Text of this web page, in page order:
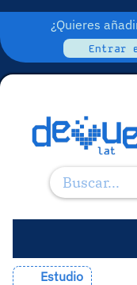
¿Quieres
Entrar
Estudio